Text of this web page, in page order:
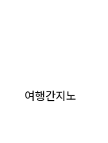
여행간지노